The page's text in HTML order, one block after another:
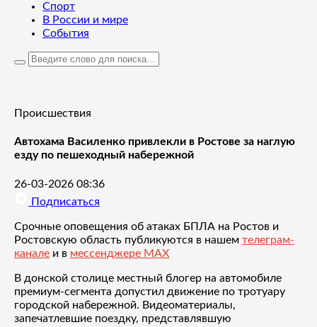
Спорт
В России и мире
События
Происшествия
Автохама Василенко привлекли в Ростове за наглую
езду по пешеходный набережной
26-03-2026 08:36
Подписаться
Срочные оповещения об атаках БПЛА на Ростов и
Ростовскую область публикуются в нашем телеграм-
канале и в мессенджере MAX
В донской столице местный блогер на автомобиле
премиум-сегмента допустил движение по тротуару
городской набережной. Видеоматериалы,
запечатлевшие поездку, представлявшую